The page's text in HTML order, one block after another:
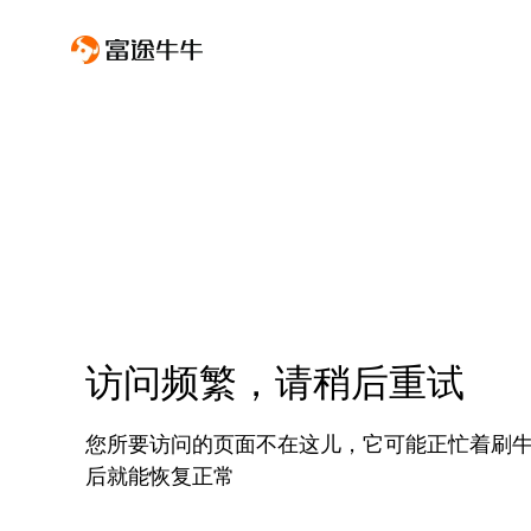
访问频繁，请稍后重试
您所要访问的页面不在这儿，它可能正忙着刷
后就能恢复正常